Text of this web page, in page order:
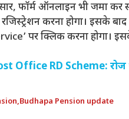
फॉर्म ऑनलाइन भी जमा
करना होगा। इसके
पर क्लिक करना होगा।
Office RD Scheme: रोज
,Budhapa Pension update